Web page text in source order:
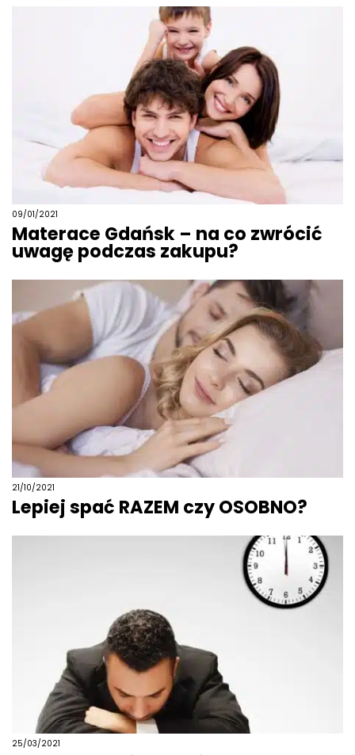
09/01/2021
Materace Gdańsk – na co zwrócić
uwagę podczas zakupu?
21/10/2021
Lepiej spać RAZEM czy OSOBNO?
25/03/2021